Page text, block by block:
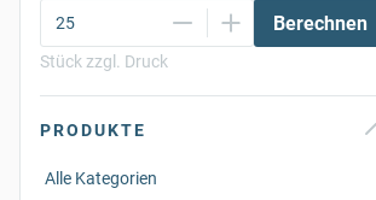
Berechnen
Stück zzgl. Druck
PRODUKTE
Alle Kategorien